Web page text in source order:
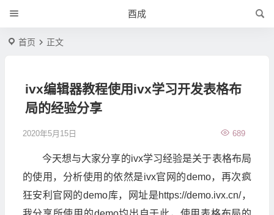
酉成
首页 正文
ivx编辑器教程使用ivx学习开发表格布
局的经验分享
2020年5月15日 689
今天想与大家分享的ivx学习经验是关于表格布局
的使用，分析使用的依然是ivx官网的demo，再次疯
狂安利官网的demo库，网址是https://demo.ivx.cn/，